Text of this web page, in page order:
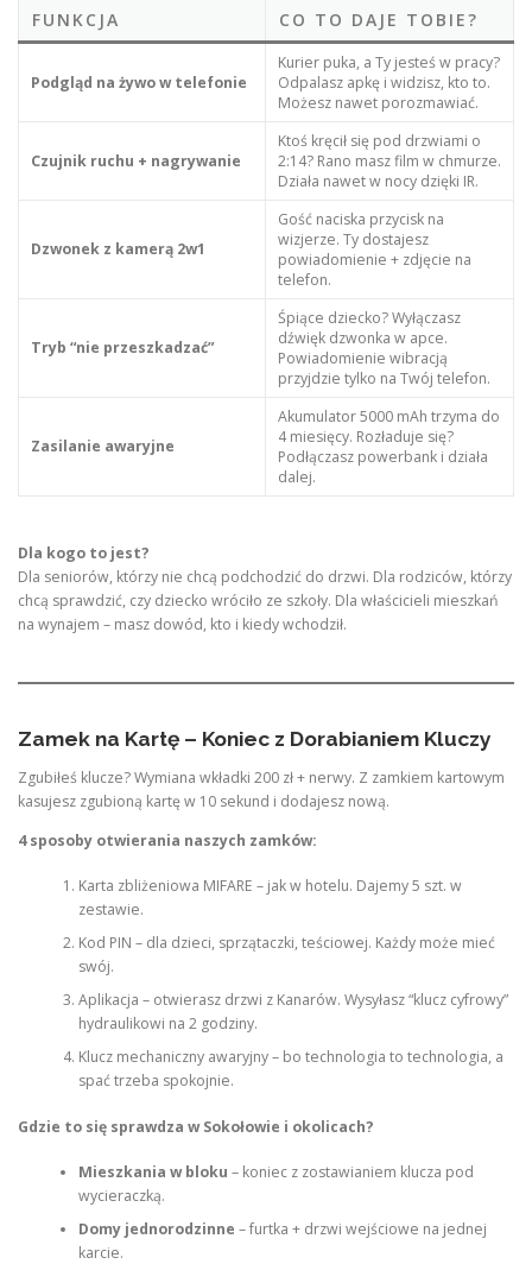
FUNKCJA CO TO DAJE TOBIE?
Podgląd na żywo w telefonie
Kurier puka, a Ty jesteś w pracy?
Odpalasz apkę i widzisz, kto to.
Możesz nawet porozmawiać.
Czujnik ruchu + nagrywanie
Ktoś kręcił się pod drzwiami o
2:14? Rano masz film w chmurze.
Działa nawet w nocy dzięki IR.
Dzwonek z kamerą 2w1
Gość naciska przycisk na
wizjerze. Ty dostajesz
powiadomienie + zdjęcie na
telefon.
Tryb “nie przeszkadzać”
Śpiące dziecko? Wyłączasz
dźwięk dzwonka w apce.
Powiadomienie wibracją
przyjdzie tylko na Twój telefon.
Zasilanie awaryjne
Akumulator 5000 mAh trzyma do
4 miesięcy. Rozładuje się?
Podłączasz powerbank i działa
dalej.
Dla kogo to jest?
Dla seniorów, którzy nie chcą podchodzić do drzwi. Dla rodziców, którzy
chcą sprawdzić, czy dziecko wróciło ze szkoły. Dla właścicieli mieszkań
na wynajem – masz dowód, kto i kiedy wchodził.
Zamek na Kartę – Koniec z Dorabianiem Kluczy
Zgubiłeś klucze? Wymiana wkładki 200 zł + nerwy. Z zamkiem kartowym
kasujesz zgubioną kartę w 10 sekund i dodajesz nową.
4 sposoby otwierania naszych zamków:
Karta zbliżeniowa MIFARE – jak w hotelu. Dajemy 5 szt. w
zestawie.
Kod PIN – dla dzieci, sprzątaczki, teściowej. Każdy może mieć
swój.
Aplikacja – otwierasz drzwi z Kanarów. Wysyłasz “klucz cyfrowy”
hydraulikowi na 2 godziny.
Klucz mechaniczny awaryjny – bo technologia to technologia, a
spać trzeba spokojnie.
Gdzie to się sprawdza w Sokołowie i okolicach?
Mieszkania w bloku – koniec z zostawianiem klucza pod
wycieraczką.
Domy jednorodzinne – furtka + drzwi wejściowe na jednej
karcie.